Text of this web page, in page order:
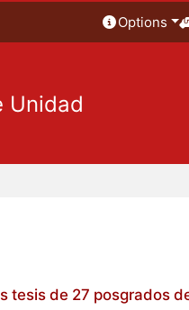
Options
Unidad
de 27 posgrados